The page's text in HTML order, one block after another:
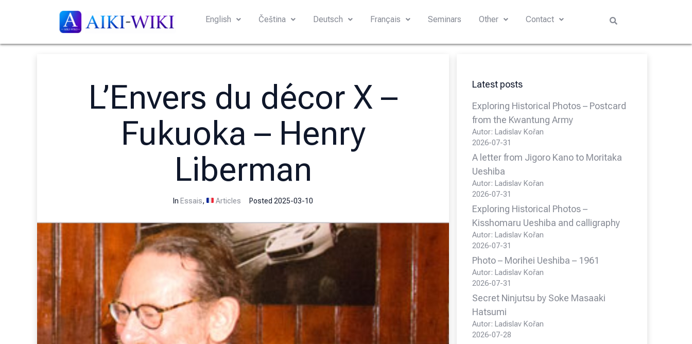
English Čeština Deutsch Français Seminars Other Contact
L’Envers du décor X –
Fukuoka – Henry
Liberman
In Essais, Articles Posted 2025-03-10
Latest posts
Exploring Historical Photos – Postcard
from the Kwantung Army
Autor: Ladislav Kořan
2026-07-31
A letter from Jigoro Kano to Moritaka
Ueshiba
Autor: Ladislav Kořan
2026-07-31
Exploring Historical Photos –
Kisshomaru Ueshiba and calligraphy
Autor: Ladislav Kořan
2026-07-31
Photo – Morihei Ueshiba – 1961
Autor: Ladislav Kořan
2026-07-31
Secret Ninjutsu by Soke Masaaki
Hatsumi
Autor: Ladislav Kořan
2026-07-28